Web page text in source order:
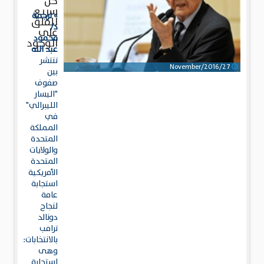
سريع
للقلق
على
الوجود
» ترجمة
د/
محمود
عبد الله
تنتشر
بين
صفوف
"اليسار
الليبرالي"
في
المملكة
المتحدة
والولايات
المتحدة
الأمريكية
استجابة
عامة
لنجاح
دونالد
ترامب
بالانتخابات:
وهى